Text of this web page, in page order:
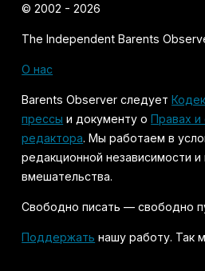
© 2002 - 2026
The Independent Barents
О нас
Barents Observer следует
прессы и документу оПравах и
редактора. Мы работаем в
редакционной независимости
вмешательства.
Свободно писать — свободно
Поддержать нашу работу. Так